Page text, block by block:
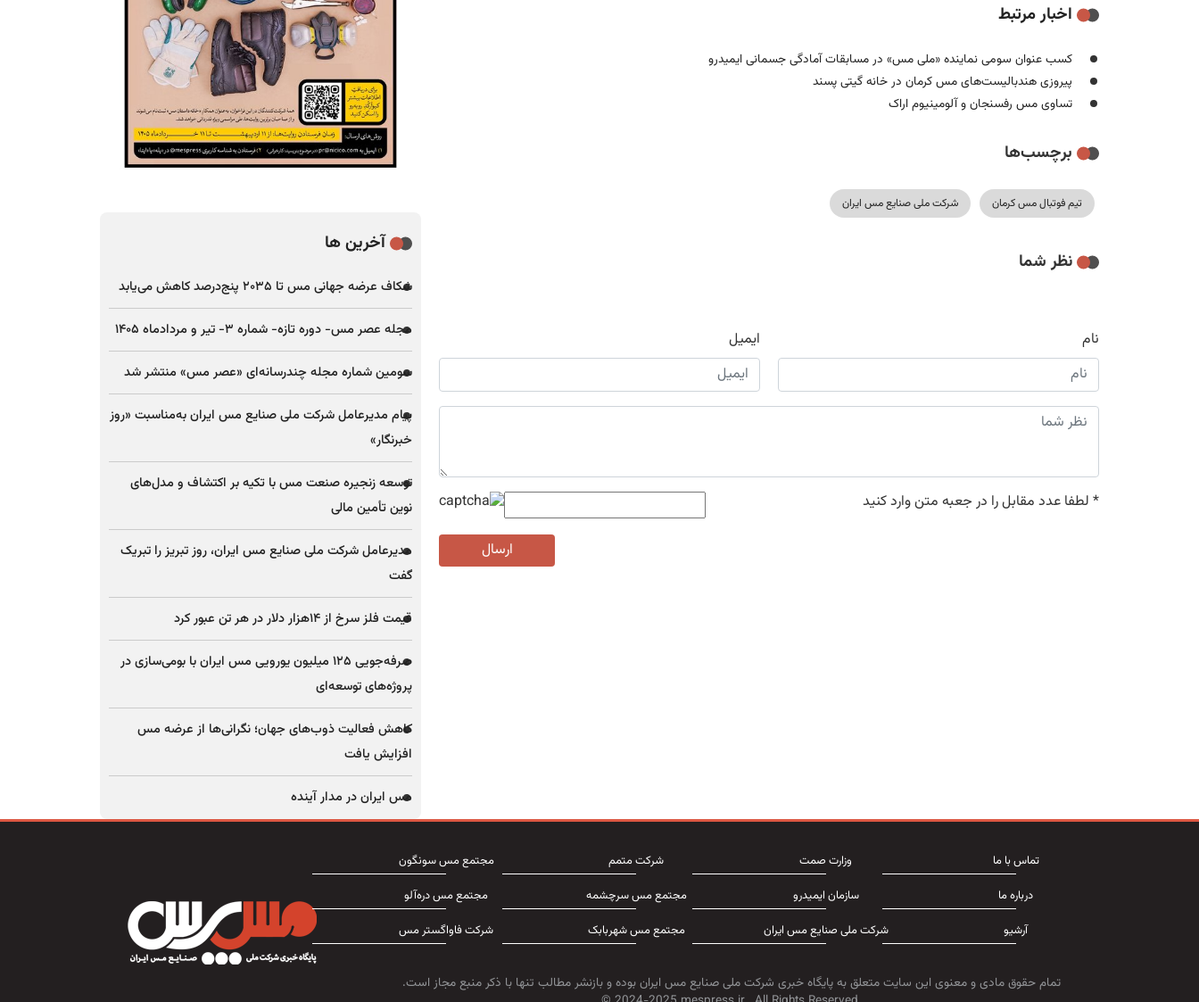
اخبار مرتبط
کسب عنوان سومی نماینده «ملی مس» در مسابقات آمادگی جسمانی ایمیدرو
پیروزی هندبالیست‌های مس کرمان در خانه گیتی پسند
تساوی مس رفسنجان و آلومینیوم اراک
برچسب‌ها
تیم فوتبال مس کرمان شرکت ملی صنایع مس ایران
نظر شما
نام ایمیل
* لطفا عدد مقابل را در جعبه متن وارد کنید
ارسال
آخرین ها
شکاف عرضه جهانی مس تا ۲۰۳۵ پنج‌درصد کاهش می‌یابد
مجله عصر مس- دوره تازه- شماره ۳- تیر و مردادماه ۱۴۰۵
سومین شماره مجله چندرسانه‌ای «عصر مس» منتشر شد
پیام مدیرعامل شرکت ملی صنایع مس ایران به‌مناسبت «روز
خبرنگار»
توسعه زنجیره صنعت مس با تکیه بر اکتشاف و مدل‌های
نوین تأمین مالی
مدیرعامل شرکت ملی صنایع مس ایران، روز تبریز را تبریک
گفت
قیمت فلز سرخ از ۱۴هزار دلار در هر تن عبور کرد
صرفه‌جویی ۱۲۵ میلیون یورویی مس ایران با بومی‌سازی در
پروژه‌های توسعه‌ای
کاهش فعالیت ذوب‌های جهان؛ نگرانی‌ها از عرضه مس
افزایش یافت
مس ایران در مدار آینده
تماس با ما
درباره ما
آرشیو
وزارت صمت
سازمان ایمیدرو
شرکت ملی صنایع مس ایران
شرکت متمم
مجتمع مس سرچشمه
مجتمع مس شهربابک
مجتمع مس سونگون
مجتمع مس دره‌آلو
شرکت فاواگستر مس
تمام حقوق مادی و معنوی این سایت متعلق به پایگاه خبری شرکت ملی صنایع مس ایران بوده و بازنشر مطالب تنها با ذکر منبع مجاز است.